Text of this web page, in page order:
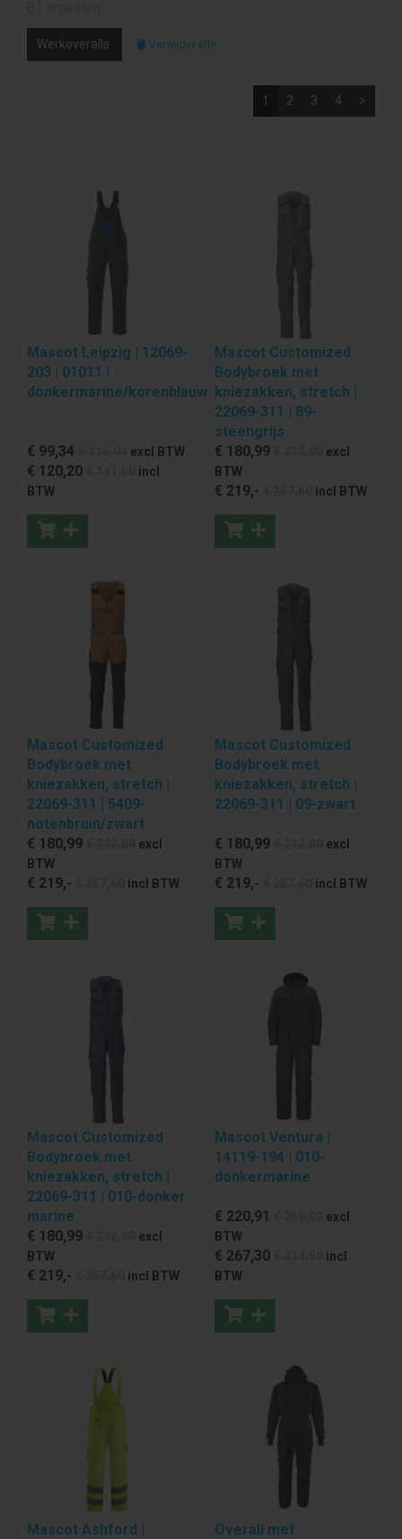
Werkoveralls Verwijder alle
1 2 3 4 >
Mascot Leipzig | 12069-
203 | 01011 |
donkermarine/korenblauw
€ 99,34 excl BTW
€ 120,20
incl
BTW
Mascot Customized
Bodybroek met
kniezakken, stretch |
22069-311 | 89-
steengrijs
€ 180,99
excl
BTW
€ 219,- incl BTW
Mascot Customized
Bodybroek met
kniezakken, stretch |
22069-311 | 5409-
notenbruin/zwart
€ 180,99
excl
BTW
€ 219,- incl BTW
Mascot Customized
Bodybroek met
kniezakken, stretch |
22069-311 | 09-zwart
€ 180,99
excl
BTW
€ 219,- incl BTW
Mascot Customized
Bodybroek met
kniezakken, stretch |
22069-311 | 010-donker
marine
€ 180,99
excl
BTW
€ 219,- incl BTW
Mascot Ventura |
14119-194 | 010-
donkermarine
€ 220,91
excl
BTW
€ 267,30
incl
BTW
Mascot Ashford |
Overall met